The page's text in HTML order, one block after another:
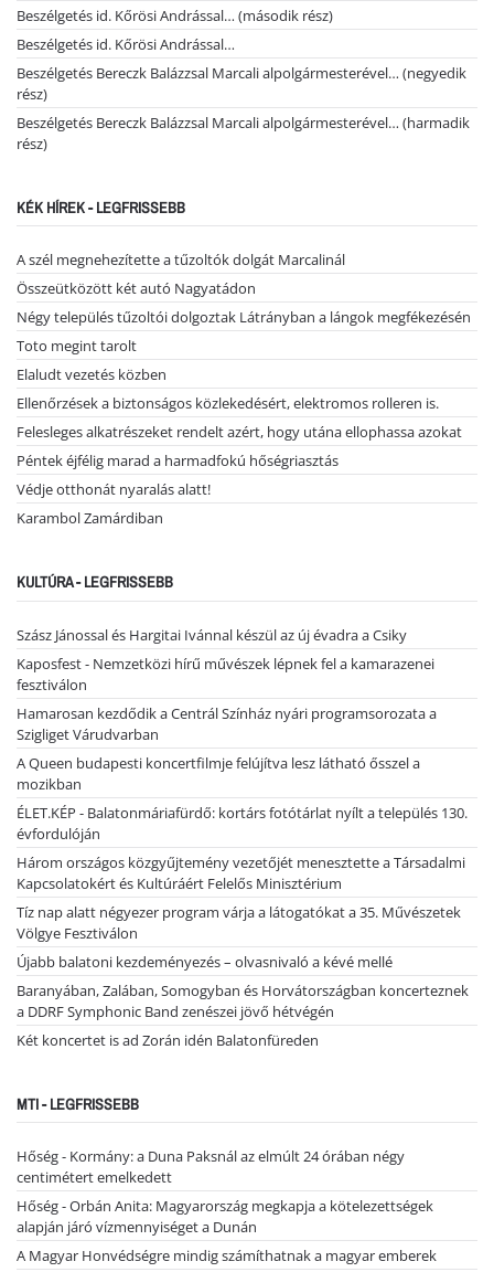
Beszélgetés id. Kőrösi Andrással… (második rész)
Beszélgetés id. Kőrösi Andrással…
Beszélgetés Bereczk Balázzsal Marcali alpolgármesterével… (negyedik
rész)
Beszélgetés Bereczk Balázzsal Marcali alpolgármesterével… (harmadik
rész)
KÉK HÍREK - LEGFRISSEBB
A szél megnehezítette a tűzoltók dolgát Marcalinál
Összeütközött két autó Nagyatádon
Négy település tűzoltói dolgoztak Látrányban a lángok megfékezésén
Toto megint tarolt
Elaludt vezetés közben
Ellenőrzések a biztonságos közlekedésért, elektromos rolleren is.
Felesleges alkatrészeket rendelt azért, hogy utána ellophassa azokat
Péntek éjfélig marad a harmadfokú hőségriasztás
Védje otthonát nyaralás alatt!
Karambol Zamárdiban
KULTÚRA - LEGFRISSEBB
Szász Jánossal és Hargitai Ivánnal készül az új évadra a Csiky
Kaposfest - Nemzetközi hírű művészek lépnek fel a kamarazenei
fesztiválon
Hamarosan kezdődik a Centrál Színház nyári programsorozata a
Szigliget Várudvarban
A Queen budapesti koncertfilmje felújítva lesz látható ősszel a
mozikban
ÉLET.KÉP - Balatonmáriafürdő: kortárs fotótárlat nyílt a település 130.
évfordulóján
Három országos közgyűjtemény vezetőjét menesztette a Társadalmi
Kapcsolatokért és Kultúráért Felelős Minisztérium
Tíz nap alatt négyezer program várja a látogatókat a 35. Művészetek
Völgye Fesztiválon
Újabb balatoni kezdeményezés – olvasnivaló a kévé mellé
Baranyában, Zalában, Somogyban és Horvátországban koncerteznek
a DDRF Symphonic Band zenészei jövő hétvégén
Két koncertet is ad Zorán idén Balatonfüreden
MTI - LEGFRISSEBB
Hőség - Kormány: a Duna Paksnál az elmúlt 24 órában négy
centimétert emelkedett
Hőség - Orbán Anita: Magyarország megkapja a kötelezettségek
alapján járó vízmennyiséget a Dunán
A Magyar Honvédségre mindig számíthatnak a magyar emberek